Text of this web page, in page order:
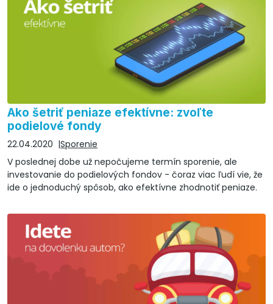
Ako šetriť peniaze efektívne: zvoľte
podielové fondy
22.04.2020
Sporenie
V poslednej dobe už nepočujeme termín sporenie, ale
investovanie do podielových fondov - čoraz viac ľudí vie, že
ide o jednoduchý spôsob, ako efektívne zhodnotiť peniaze.